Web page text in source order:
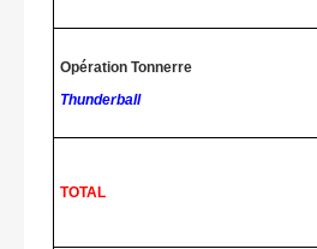
Opération Tonnerre
Thunderball
TOTAL